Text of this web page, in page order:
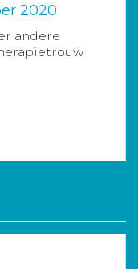
2020
andere